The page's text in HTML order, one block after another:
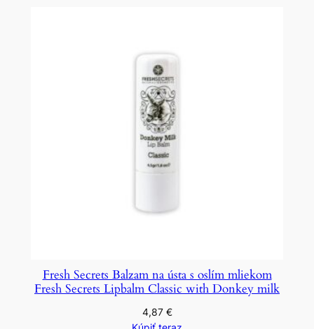
Fresh Secrets Balzam na ústa s oslím mliekom
Fresh Secrets Lipbalm Classic with Donkey milk
4,87 €